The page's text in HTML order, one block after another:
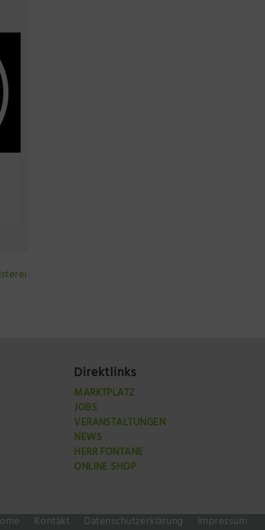
Direktlinks
MARKTPLATZ
JOBS
VERANSTALTUNGEN
NEWS
HERR FONTANE
ONLINE SHOP
Kontakt Datenschutzerklärung Impressum